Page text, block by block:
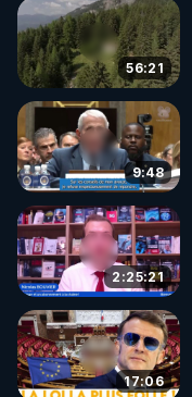
56:21
9:48
2:25:21
17:06